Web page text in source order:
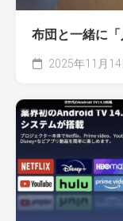
布団と一緒に
2025年11月14